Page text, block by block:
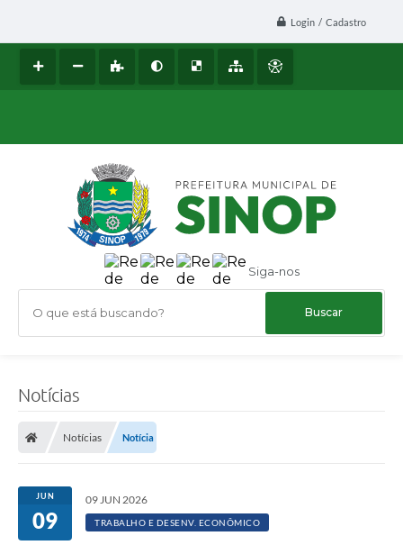
Login / Cadastro
Siga-nos
O que está buscando?
Notícias
Notícias Notícia
JUN
09
09 JUN 2026
TRABALHO E DESENV. ECONÔMICO
u
e